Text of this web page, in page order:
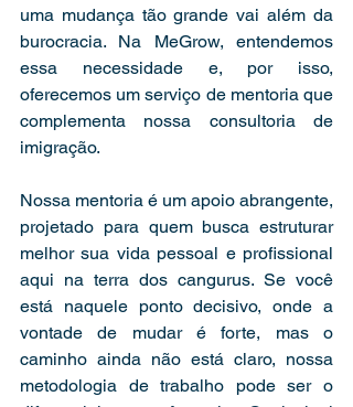
uma mudança tão grande vai além da
burocracia. Na MeGrow, entendemos
essa necessidade e, por isso,
oferecemos um serviço de mentoria que
complementa nossa consultoria de
imigração.
Nossa mentoria é um apoio abrangente,
projetado para quem busca estruturar
melhor sua vida pessoal e profissional
aqui na terra dos cangurus. Se você
está naquele ponto decisivo, onde a
vontade de mudar é forte, mas o
caminho ainda não está claro, nossa
metodologia de trabalho pode ser o